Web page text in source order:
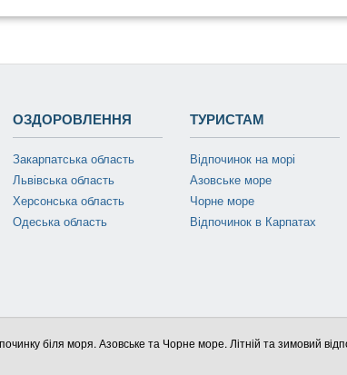
ОЗДОРОВЛЕННЯ
Закарпатська область
Львівська область
Херсонська область
Одеська область
ТУРИСТАМ
Відпочинок на морі
Азовське море
Чорне море
Відпочинок в Карпатах
біля моря. Азовське та Чорне море. Літній та зимовий